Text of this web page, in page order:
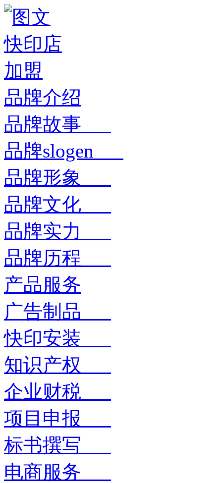
品牌介绍
品牌故事
品牌slogen
品牌形象
品牌文化
品牌实力
品牌历程
产品服务
广告制品
快印安装
知识产权
企业财税
项目申报
标书撰写
电商服务